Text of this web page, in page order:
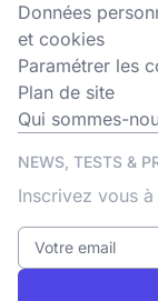
Données
et cookies
Paramétrer les
Plan de site
Qui sommes-
NEWS, TESTS &
Inscrivez vous